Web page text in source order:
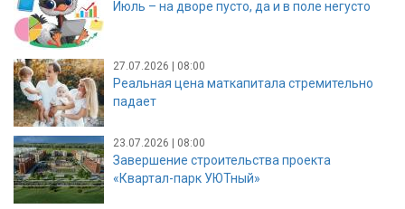
Июль – на дворе пусто, да и в поле негусто
27.07.2026 | 08:00
Реальная цена маткапитала стремительно
падает
23.07.2026 | 08:00
Завершение строительства проекта
«Квартал-парк УЮТный»